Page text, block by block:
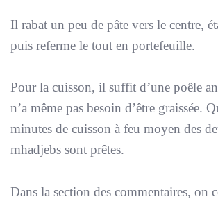
Il rabat un peu de pâte vers le centre,
puis referme le tout en portefeuille.
Pour la cuisson, il suffit d’une poêle
n’a même pas besoin d’être graissée.
minutes de cuisson à feu moyen des
mhadjebs sont prêtes.
Dans la section des commentaires, on